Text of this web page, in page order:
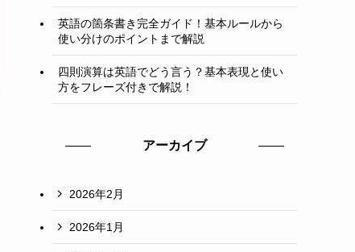
英語の箇条書き完全ガイド！基本ルールから
使い分けのポイントまで解説
四則演算は英語でどう言う？基本表現と使い
方をフレーズ付きで解説！
アーカイブ
2026年2月
2026年1月